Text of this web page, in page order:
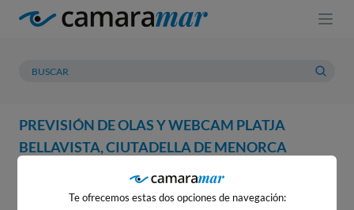
PREVISIÓN DE OLAS Y WEBCAM PLATJA
BELLAVISTA, CIUTADELLA DE MENORCA
PREVISIÓN METEOROLOGÍA
Te ofrecemos estas dos opciones de navegación: